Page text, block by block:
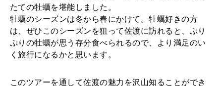
たての牡蠣を堪能しました。
牡蠣のシーズンは冬から春にかけて。牡蠣好きの方
は、ぜひこのシーズンを狙って佐渡に訪れると、ぷり
ぷりの牡蠣が思う存分食べられるので、より満足のい
く旅行になるかと思います。
このツアーを通して佐渡の魅力を沢山知ることができ